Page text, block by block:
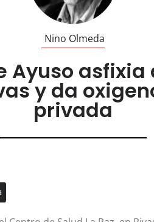
Nino Olmeda
Ayuso
y da
privada